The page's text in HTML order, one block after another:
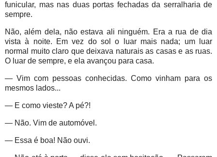
funicular, mas nas duas portas fechadas da serralharia de
sempre.
Não, além dela, não estava ali ninguém. Era a rua de dia
vista à noite. Em vez do sol o luar mais nada; um luar
normal muito claro que deixava naturais as casas e as ruas.
O luar de sempre, e ela avançou para casa.
— Vim com pessoas conhecidas. Como vinham para os
mesmos lados...
— E como vieste? A pé?!
— Não. Vim de automóvel.
— Essa é boa! Não ouvi.